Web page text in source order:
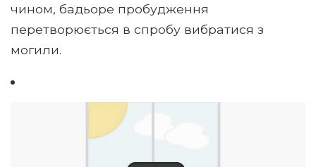
чином, бадьоре пробудження
перетворюється в спробу вибратися з
могили.